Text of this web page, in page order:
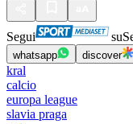
Segui su
whatsapp discover
kral
calcio
europa league
slavia praga